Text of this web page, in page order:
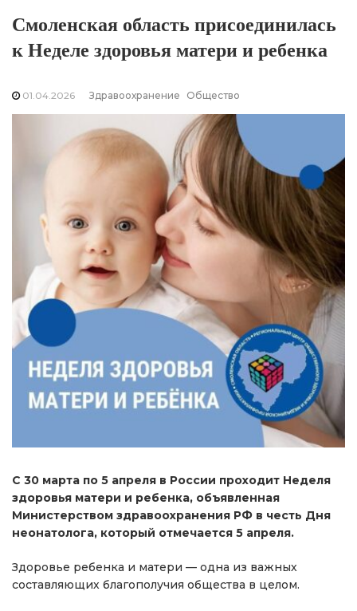
Смоленская область присоединилась
к Неделе здоровья матери и ребенка
01.04.2026 Здравоохранение Общество
С 30 марта по 5 апреля в России проходит Неделя
здоровья матери и ребенка, объявленная
Министерством здравоохранения РФ в честь Дня
неонатолога, который отмечается 5 апреля.
Здоровье ребенка и матери — одна из важных
составляющих благополучия общества в целом.